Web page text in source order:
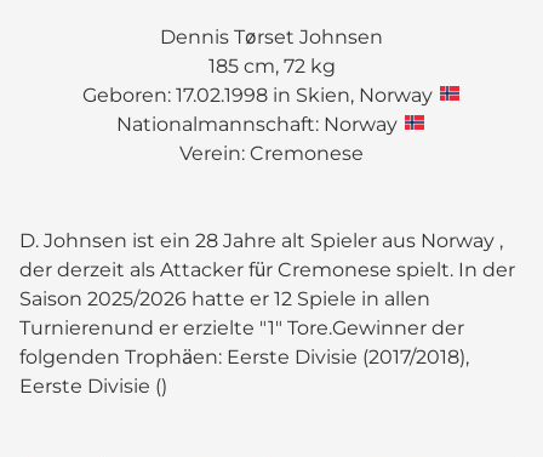
Dennis Tørset Johnsen
185 cm, 72 kg
Geboren: 17.02.1998 in Skien, Norway
Nationalmannschaft: Norway
Verein: Cremonese
D. Johnsen ist ein 28 Jahre alt Spieler aus Norway ,
der derzeit als Attacker für Cremonese spielt. In der
Saison 2025/2026 hatte er 12 Spiele in allen
Turnierenund er erzielte "1" Tore.Gewinner der
folgenden Trophäen: Eerste Divisie (2017/2018),
Eerste Divisie ()